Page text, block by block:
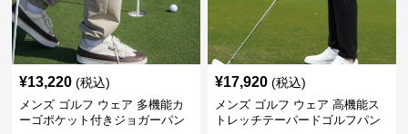
¥13,220 (税込)
メンズ ゴルフ ウェア 多機能カ
ーゴポケット付きジョガーパン
¥17,920 (税込)
メンズ ゴルフ ウェア 高機能ス
トレッチテーパードゴルフパン